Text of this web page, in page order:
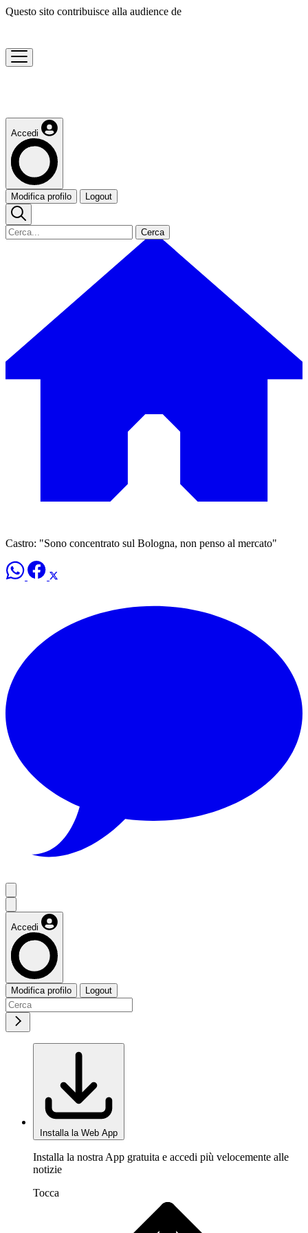
Questo sito contribuisce alla audience de
Accedi
Modifica profilo Logout
Cerca
Castro: "Sono concentrato sul Bologna, non penso al mercato"
Accedi
Modifica profilo Logout
Installa la Web App
Installa la nostra App gratuita e accedi più velocemente alle
notizie
Tocca